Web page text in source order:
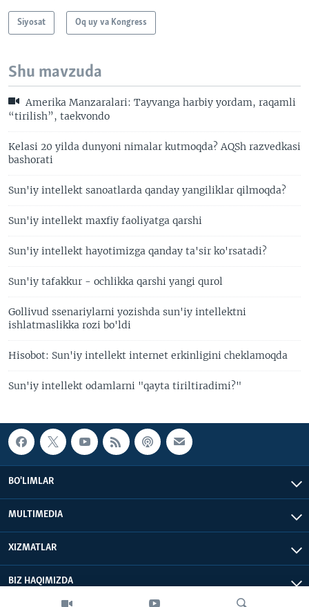
Siyosat Oq uy va Kongress
Shu mavzuda
Amerika Manzaralari: Tayvanga harbiy yordam, raqamli
“tirilish”, taekvondo
Kelasi 20 yilda dunyoni nimalar kutmoqda? AQSh razvedkasi
bashorati
Sun'iy intellekt sanoatlarda qanday yangiliklar qilmoqda?
Sun'iy intellekt maxfiy faoliyatga qarshi
Sun'iy intellekt hayotimizga qanday ta'sir ko'rsatadi?
Sun'iy tafakkur - ochlikka qarshi yangi qurol
Gollivud ssenariylarni yozishda sun'iy intellektni
ishlatmaslikka rozi bo'ldi
Hisobot: Sun'iy intellekt internet erkinligini cheklamoqda
Sun'iy intellekt odamlarni "qayta tiriltiradimi?"
BO'LIMLAR
MULTIMEDIA
XIZMATLAR
BIZ HAQIMIZDA